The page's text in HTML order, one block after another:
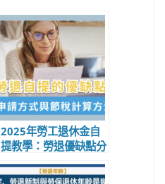
2025年勞工退休金自
提教學：勞退優缺點分
析、申請步驟與節稅策
略全解析